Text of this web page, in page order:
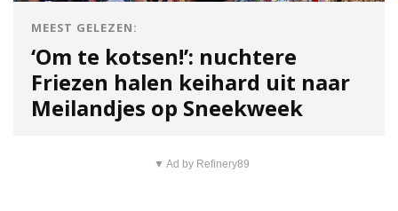
MEEST GELEZEN:
‘Om te kotsen!’: nuchtere
Friezen halen keihard uit naar
Meilandjes op Sneekweek
▼ Ad by Refinery89